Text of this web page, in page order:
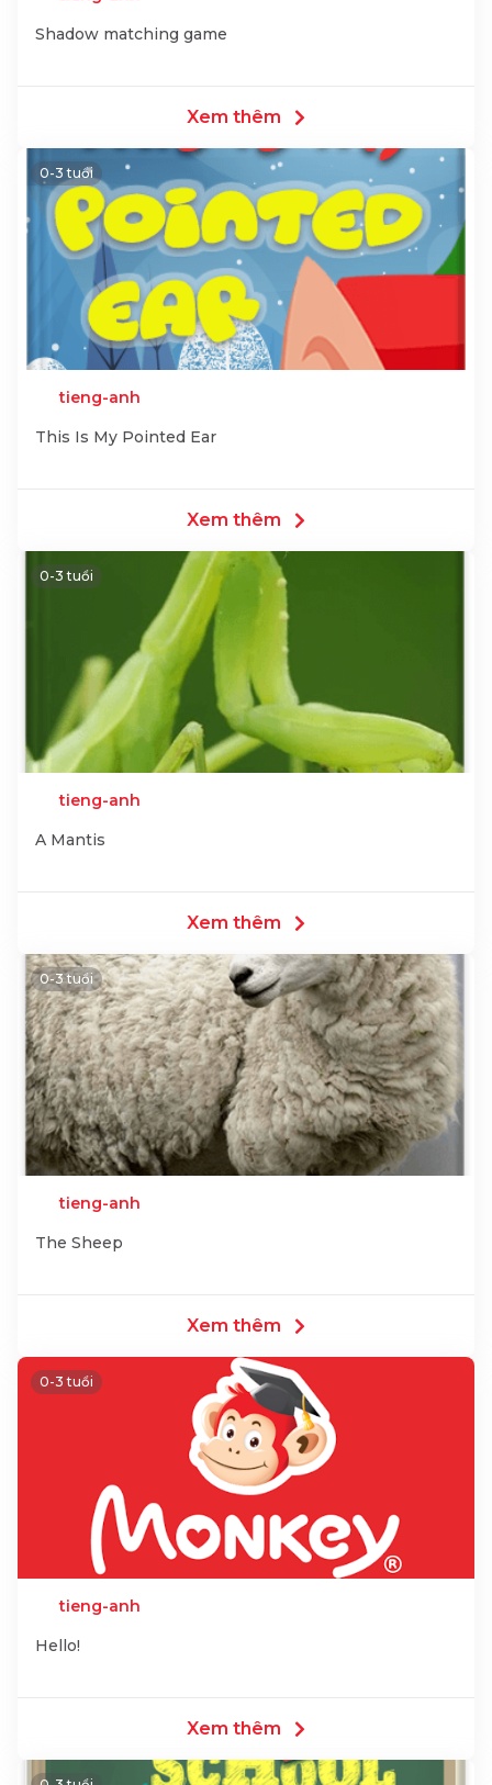
Shadow matching game
Xem thêm
0-3 tuổi
tieng-anh
This Is My Pointed Ear
Xem thêm
0-3 tuổi
tieng-anh
A Mantis
Xem thêm
0-3 tuổi
tieng-anh
The Sheep
Xem thêm
0-3 tuổi
tieng-anh
Hello!
Xem thêm